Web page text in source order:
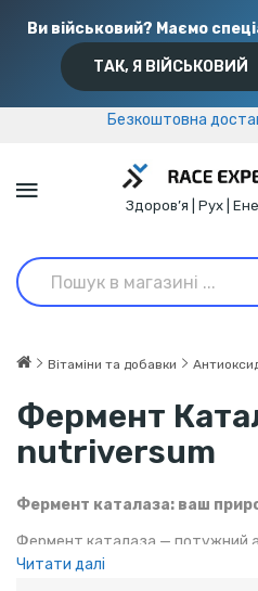
Ви військовий? Маємо
ТАК, Я ВІЙСЬКОВИЙ
Безкоштовна
Безкоштовна
Здоров’я | Рух |
Вітаміни та добавки
Фермент
nutriversum
Фермент каталаза: ваш
Фермент каталаза — потужний
здоров’я організму, знижує
Читати далі